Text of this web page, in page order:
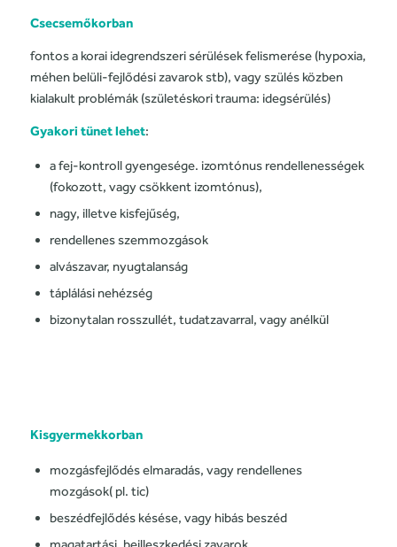
Csecsemőkorban
fontos a korai idegrendszeri sérülések felismerése (hypoxia,
méhen belüli-fejlődési zavarok stb), vagy szülés közben
kialakult problémák (születéskori trauma: idegsérülés)
Gyakori tünet lehet:
a fej-kontroll gyengesége. izomtónus rendellenességek
(fokozott, vagy csökkent izomtónus),
nagy, illetve kisfejűség,
rendellenes szemmozgások
alvászavar, nyugtalanság
táplálási nehézség
bizonytalan rosszullét, tudatzavarral, vagy anélkül
Kisgyermekkorban
mozgásfejlődés elmaradás, vagy rendellenes
mozgások( pl. tic)
beszédfejlődés késése, vagy hibás beszéd
magatartási, beilleszkedési zavarok